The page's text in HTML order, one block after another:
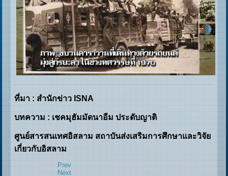
ที่มา : สำนักข่าว ISNA
บทความ : เชคมุฮัมมัดนาอีม ประดับญาติ
ศูนย์สารสนเทศอิสลาม สถาบันส่งเสริมการศึกษาและวิจัย
เกี่ยวกับอิสลาม
Prev
Next